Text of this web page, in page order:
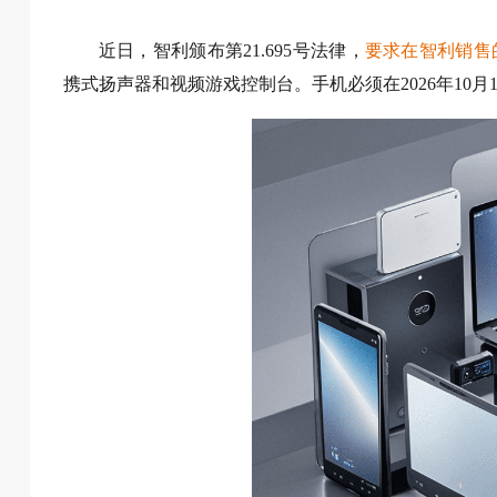
近日，智利颁布第21.695号法律， 要求在智利销
携式扬声器和视频游戏控制台。手机必须在2026年10